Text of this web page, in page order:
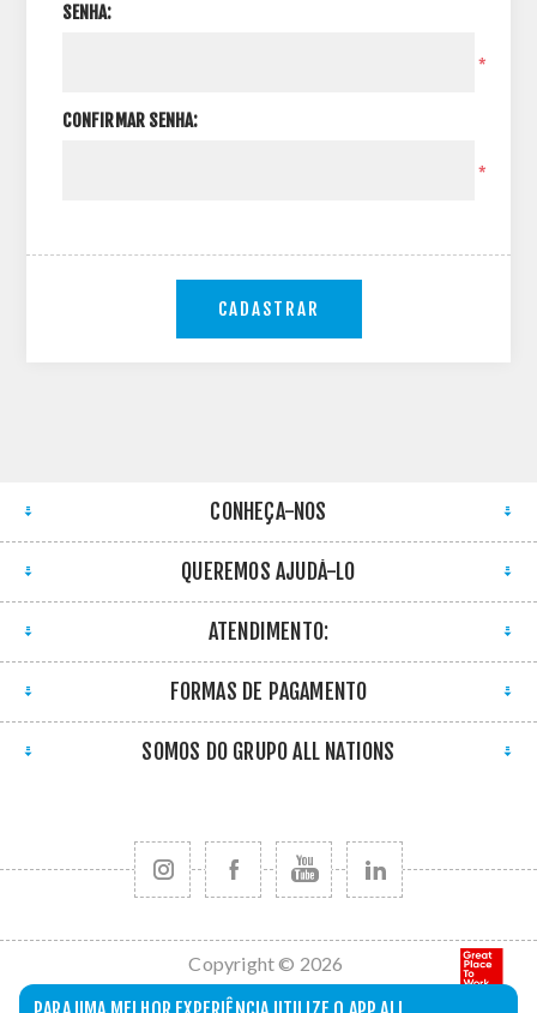
SENHA:
*
CONFIRMAR SENHA:
*
CADASTRAR
CONHEÇA-NOS
QUEREMOS AJUDÁ-LO
ATENDIMENTO:
FORMAS DE PAGAMENTO
SOMOS DO GRUPO ALL NATIONS
Copyright © 2026
All Nations. Todos